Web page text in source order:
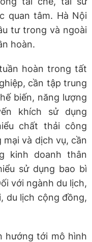
quan tâm. Hà Nội
tư trong và ngoài
hoàn.
hoàn trong tất
cần tập trung
biến, năng lượng
khích sử dụng
chất thải công
và dịch vụ, cần
kinh doanh thân
sử dụng bao bì
với ngành du lịch,
du lịch cộng đồng,
hướng tới mô hình